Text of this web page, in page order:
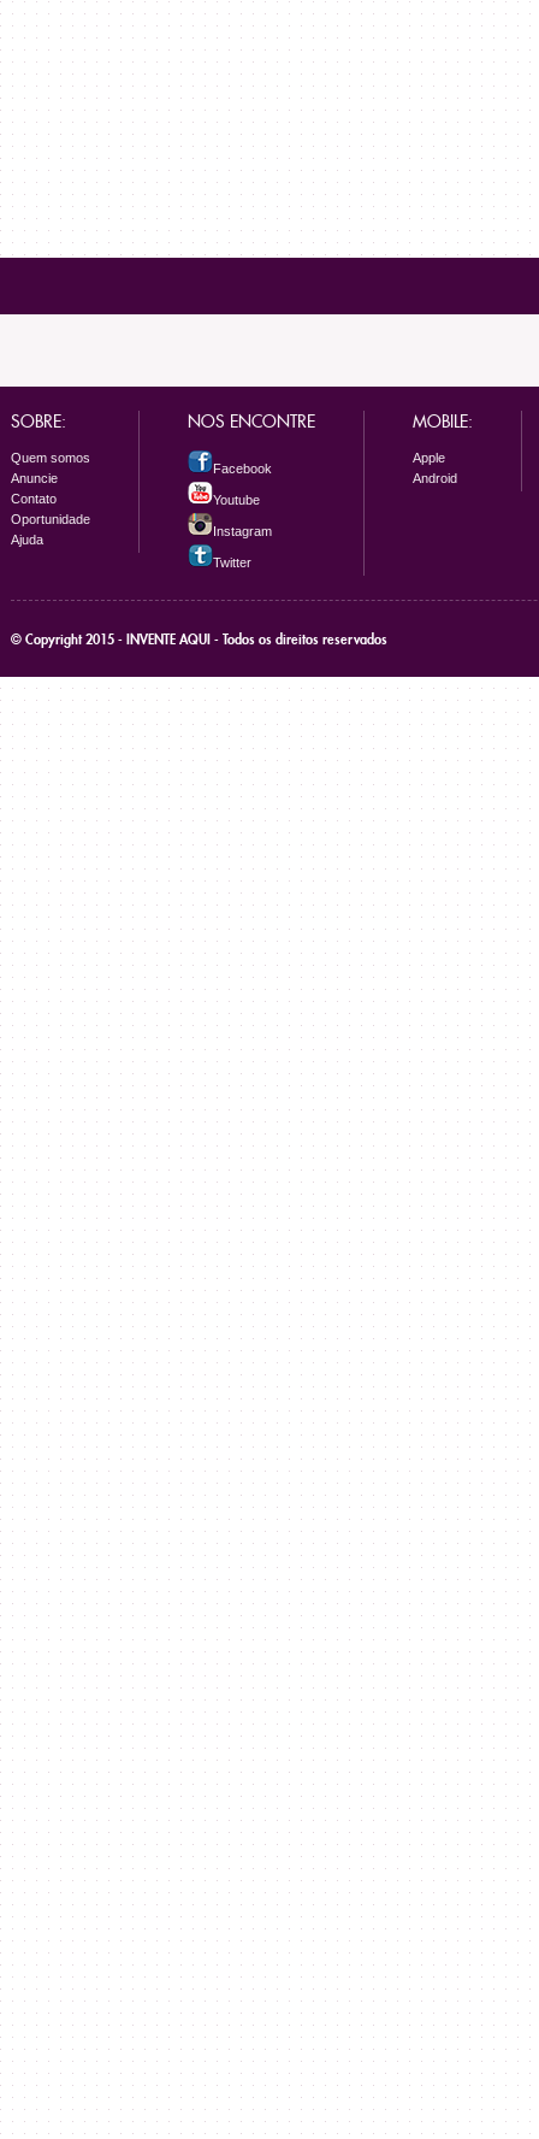
SOBRE:
Quem somos
Anuncie
Contato
Oportunidade
Ajuda
NOS ENCONTRE
Facebook
Youtube
Instagram
Twitter
MOBILE:
Apple
Android
© Copyright 2015 - INVENTE AQUI - Todos os direitos reservados